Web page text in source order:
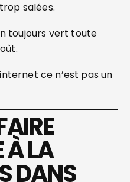
salées.
toujours vert toute
ce n’est pas un
À LA
DANS